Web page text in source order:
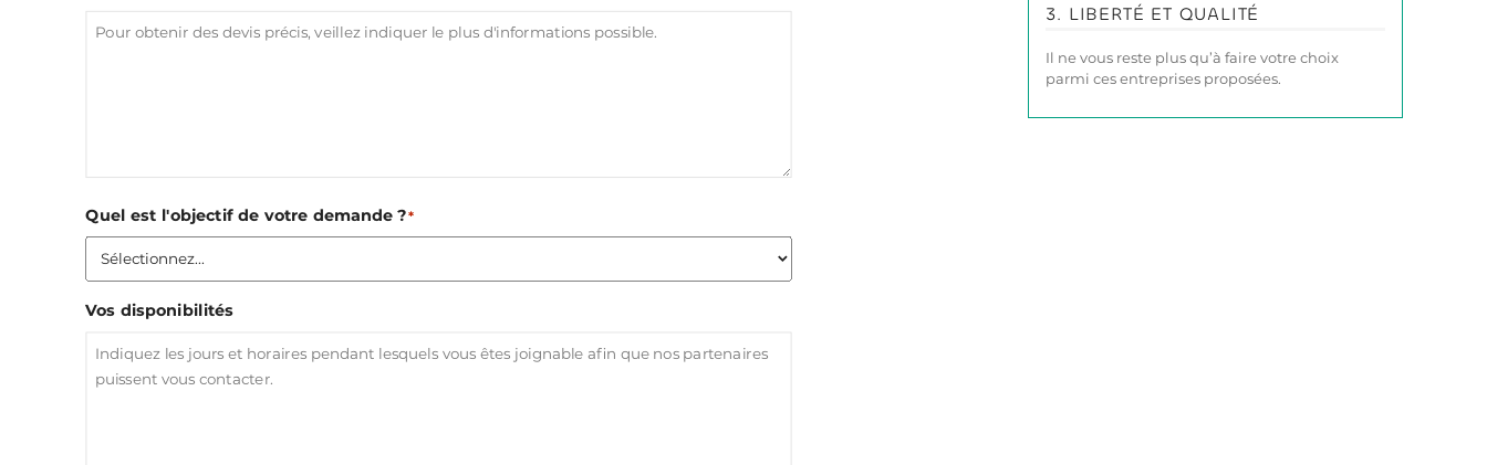
Quel est l'objectif de votre demande ?*
Vos disponibilités
3. LIBERTÉ ET QUALITÉ
Il ne vous reste plus qu’à faire votre choix
parmi ces entreprises proposées.